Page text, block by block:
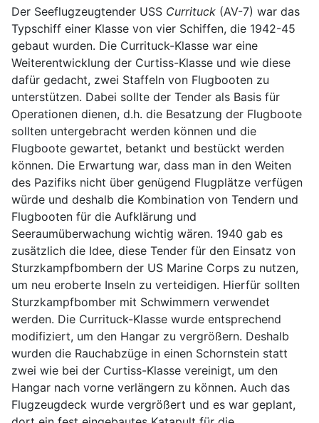
Der Seeflugzeugtender USS Currituck (AV-7) war das
Typschiff einer Klasse von vier Schiffen, die 1942-45
gebaut wurden. Die Currituck-Klasse war eine
Weiterentwicklung der Curtiss-Klasse und wie diese
dafür gedacht, zwei Staffeln von Flugbooten zu
unterstützen. Dabei sollte der Tender als Basis für
Operationen dienen, d.h. die Besatzung der Flugboote
sollten untergebracht werden können und die
Flugboote gewartet, betankt und bestückt werden
können. Die Erwartung war, dass man in den Weiten
des Pazifiks nicht über genügend Flugplätze verfügen
würde und deshalb die Kombination von Tendern und
Flugbooten für die Aufklärung und
Seeraumüberwachung wichtig wären. 1940 gab es
zusätzlich die Idee, diese Tender für den Einsatz von
Sturzkampfbombern der US Marine Corps zu nutzen,
um neu eroberte Inseln zu verteidigen. Hierfür sollten
Sturzkampfbomber mit Schwimmern verwendet
werden. Die Currituck-Klasse wurde entsprechend
modifiziert, um den Hangar zu vergrößern. Deshalb
wurden die Rauchabzüge in einen Schornstein statt
zwei wie bei der Curtiss-Klasse vereinigt, um den
Hangar nach vorne verlängern zu können. Auch das
Flugzeugdeck wurde vergrößert und es war geplant,